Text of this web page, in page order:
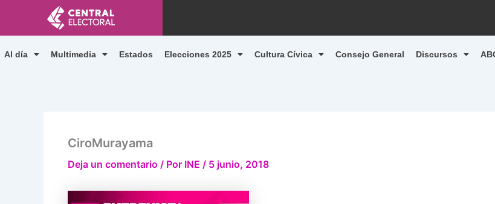
contenido
Al día Multimedia Estados Elecciones 2025 Cultura Cívica Consejo General Discursos
CiroMurayama
Deja un comentario / Por INE / 5 junio, 2018